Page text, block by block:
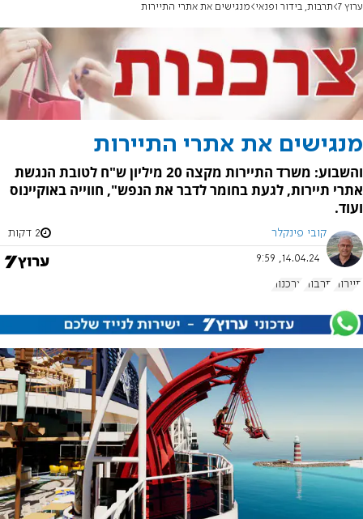
ערוץ 7 תרבות, בידור ופנאי מנגישים את אתרי התיירות
מנגישים את אתרי התיירות
והשבוע: משרד התיירות מקצה 20 מיליון ש"ח לטובת הנגשת
אתרי תיירות, לגעת בחומר לדבר את הנפש", חווייה באוקיינוס
ועוד.
קובי פינקלר 2 דקות
14.04.24, 9:59
תיירות תרבות צרכנות